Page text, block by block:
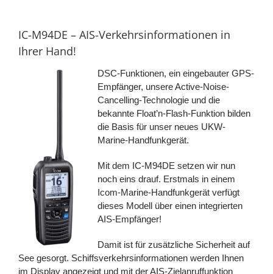
IC-M94DE – AIS-Verkehrsinformationen in
Ihrer Hand!
DSC-Funktionen, ein eingebauter GPS-
Empfänger, unsere Active-Noise-
Cancelling-Technologie und die
bekannte Float’n-Flash-Funktion bilden
die Basis für unser neues UKW-
Marine-Handfunkgerät.
Mit dem IC-M94DE setzen wir nun
noch eins drauf. Erstmals in einem
Icom-Marine-Handfunkgerät verfügt
dieses Modell über einen integrierten
AIS-Empfänger!
Damit ist für zusätzliche Sicherheit auf
See gesorgt. Schiffsverkehrsinformationen werden Ihnen
im Display angezeigt und mit der AIS-Zielanruffunktion